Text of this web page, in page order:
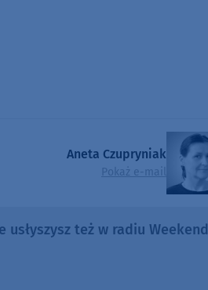
Aneta Czupryniak
Pokaż e-mail
usłyszysz też w radiu Weekend